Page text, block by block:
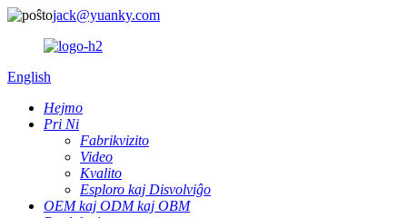
jack@yuanky.com
English
Hejmo
Pri Ni
Fabrikvizito
Video
Kvalito
Esploro kaj Disvolviĝo
OEM kaj ODM kaj OBM